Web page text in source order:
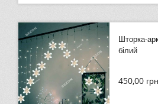
Шторка-
білий
450,00 грн